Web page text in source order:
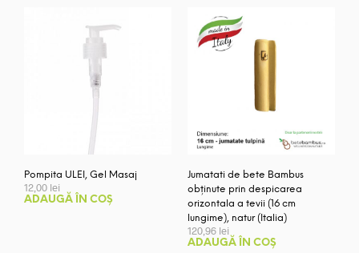
Pompita ULEI, Gel Masaj
12,00 lei
ADAUGĂ ÎN COȘ
Jumatati de bete Bambus
obținute prin despicarea
orizontala a tevii (16 cm
lungime), natur (Italia)
120,96 lei
ADAUGĂ ÎN COȘ